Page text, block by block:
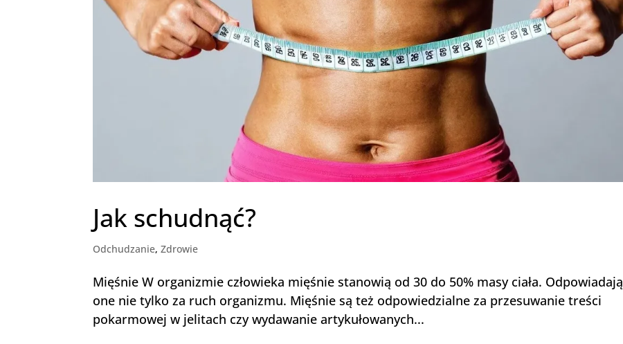
Jak schudnąć?
Odchudzanie,Zdrowie
Mięśnie W organizmie człowieka mięśnie stanowią od 30 do 50% masy ciała. Odpowiadają
one nie tylko za ruch organizmu. Mięśnie są też odpowiedzialne za przesuwanie treści
pokarmowej w jelitach czy wydawanie artykułowanych...